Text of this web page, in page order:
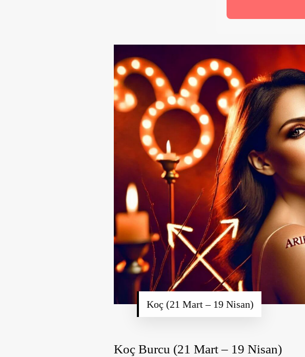
Koç (21 Mart – 19 Nisan)
Koç Burcu (21 Mart – 19 Nisan)